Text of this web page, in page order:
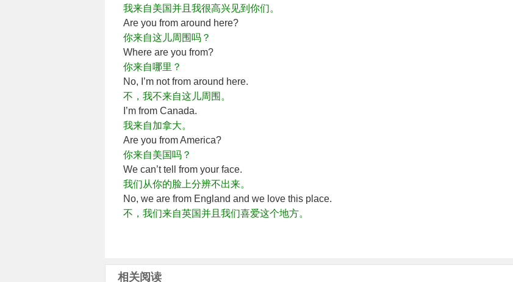
我来自美国并且我很高兴见到你们。
Are you from around here?
你来自这儿周围吗？
Where are you from?
你来自哪里？
No, I’m not from around here.
不，我不来自这儿周围。
I’m from Canada.
我来自加拿大。
Are you from America?
你来自美国吗？
We can’t tell from your face.
我们从你的脸上分辨不出来。
No, we are from England and we love this place.
不，我们来自英国并且我们喜爱这个地方。
相关阅读